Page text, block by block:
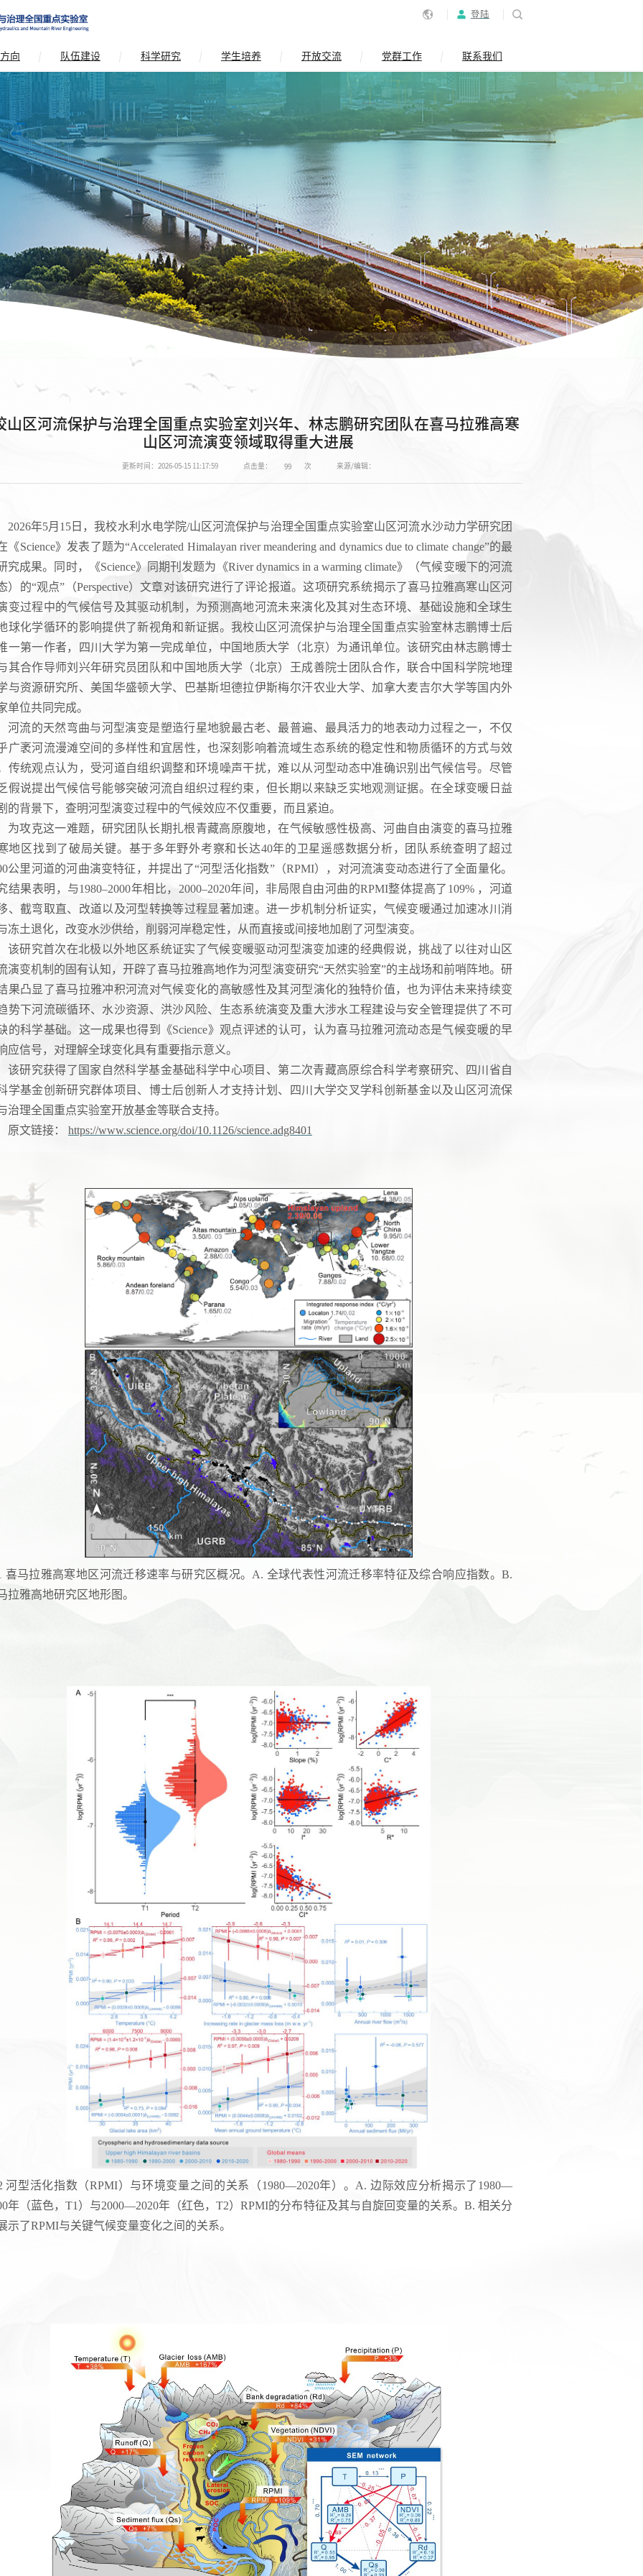
登陆
向 队伍建设 科学研究 学生培养 开放交流 党群工作 联系我们
山区河流保护与治理全国重点实验室刘兴年、林志鹏研究团队在喜马拉雅高寒
山区河流演变领域取得重大进展
更新时间：2026-05-15 11:17:59 点击量： 99 次 来源/编辑：
2026年5月15日，我校水利水电学院/山区河流保护与治理全国重点实验室山区河流水沙动力学研究团
《Science》发表了题为“Accelerated Himalayan river meandering and dynamics due to climate change”的最
究成果。同时，《Science》同期刊发题为《River dynamics in a warming climate》（气候变暖下的河流
）的“观点”（Perspective）文章对该研究进行了评论报道。这项研究系统揭示了喜马拉雅高寒山区河
变过程中的气候信号及其驱动机制，为预测高地河流未来演化及其对生态环境、基础设施和全球生
球化学循环的影响提供了新视角和新证据。我校山区河流保护与治理全国重点实验室林志鹏博士后
一第一作者，四川大学为第一完成单位，中国地质大学（北京）为通讯单位。该研究由林志鹏博士
其合作导师刘兴年研究员团队和中国地质大学（北京）王成善院士团队合作，联合中国科学院地理
与资源研究所、美国华盛顿大学、巴基斯坦德拉伊斯梅尔汗农业大学、加拿大麦吉尔大学等国内外
单位共同完成。
河流的天然弯曲与河型演变是塑造行星地貌最古老、最普遍、最具活力的地表动力过程之一，不仅
广袤河流漫滩空间的多样性和宜居性，也深刻影响着流域生态系统的稳定性和物质循环的方式与效
传统观点认为，受河道自组织调整和环境噪声干扰，难以从河型动态中准确识别出气候信号。尽管
假说提出气候信号能够突破河流自组织过程约束，但长期以来缺乏实地观测证据。在全球变暖日益
的背景下，查明河型演变过程中的气候效应不仅重要，而且紧迫。
为攻克这一难题，研究团队长期扎根青藏高原腹地，在气候敏感性极高、河曲自由演变的喜马拉雅
地区找到了破局关键。基于多年野外考察和长达40年的卫星遥感数据分析，团队系统查明了超过
公里河道的河曲演变特征，并提出了“河型活化指数”（RPMI），对河流演变动态进行了全面量化。
结果表明，与1980–2000年相比，2000–2020年间，非局限自由河曲的RPMI整体提高了109% ，河道
、截弯取直、改道以及河型转换等过程显著加速。进一步机制分析证实，气候变暖通过加速冰川消
冻土退化，改变水沙供给，削弱河岸稳定性，从而直接或间接地加剧了河型演变。
该研究首次在北极以外地区系统证实了气候变暖驱动河型演变加速的经典假说，挑战了以往对山区
演变机制的固有认知，开辟了喜马拉雅高地作为河型演变研究“天然实验室”的主战场和前哨阵地。研
果凸显了喜马拉雅冲积河流对气候变化的高敏感性及其河型演化的独特价值，也为评估未来持续变
势下河流碳循环、水沙资源、洪沙风险、生态系统演变及重大涉水工程建设与安全管理提供了不可
的科学基础。这一成果也得到《Science》观点评述的认可，认为喜马拉雅河流动态是气候变暖的早
应信号，对理解全球变化具有重要指示意义。
该研究获得了国家自然科学基金基础科学中心项目、第二次青藏高原综合科学考察研究、四川省自
学基金创新研究群体项目、博士后创新人才支持计划、四川大学交叉学科创新基金以及山区河流保
治理全国重点实验室开放基金等联合支持。
原文链接： https://www.science.org/doi/10.1126/science.adg8401
喜马拉雅高寒地区河流迁移速率与研究区概况。A. 全球代表性河流迁移率特征及综合响应指数。B.
拉雅高地研究区地形图。
河型活化指数（RPMI）与环境变量之间的关系（1980—2020年）。A. 边际效应分析揭示了1980—
年（蓝色，T1）与2000—2020年（红色，T2）RPMI的分布特征及其与自旋回变量的关系。B. 相关分
示了RPMI与关键气候变量变化之间的关系。